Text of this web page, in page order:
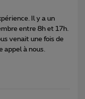
Il y a un
entre 8h et 17h.
venait une fois de
appel à nous.